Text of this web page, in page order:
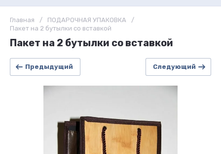
Главная / ПОДАРОЧНАЯ УПАКОВКА
/
Пакет на 2 бутылки со вставкой
Пакет на 2 бутылки со вставкой
Предыдущий Следующий